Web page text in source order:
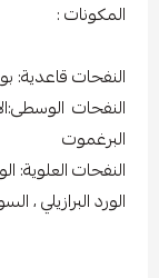
المكونات :
النفحات قاعدية:
النفحات
البرغموت
النفحات العلوية:
الورد البرازيلي ،